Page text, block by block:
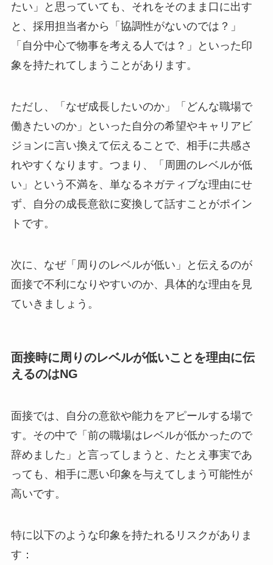
たい」と思っていても、それをそのまま口に出す
と、採用担当者から「協調性がないのでは？」
「自分中心で物事を考える人では？」といった印
象を持たれてしまうことがあります。
ただし、「なぜ成長したいのか」「どんな職場で
働きたいのか」といった自分の希望やキャリアビ
ジョンに言い換えて伝えることで、相手に共感さ
れやすくなります。つまり、「周囲のレベルが低
い」という不満を、単なるネガティブな理由にせ
ず、自分の成長意欲に変換して話すことがポイン
トです。
次に、なぜ「周りのレベルが低い」と伝えるのが
面接で不利になりやすいのか、具体的な理由を見
ていきましょう。
面接時に周りのレベルが低いことを理由に伝
えるのはNG
面接では、自分の意欲や能力をアピールする場で
す。その中で「前の職場はレベルが低かったので
辞めました」と言ってしまうと、たとえ事実であ
っても、相手に悪い印象を与えてしまう可能性が
高いです。
特に以下のような印象を持たれるリスクがありま
す：